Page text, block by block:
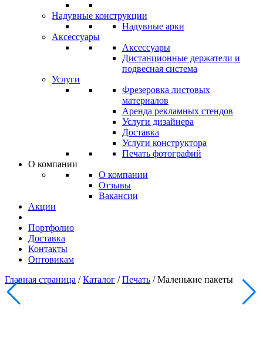
Надувные конструкции
Надувные арки
Аксессуары
Аксессуары
Дистанционные держатели и
подвесная система
Услуги
Фрезеровка листовых
материалов
Аренда рекламных стендов
Услуги дизайнера
Доставка
Услуги конструктора
Печать фотографий
О компании
О компании
Отзывы
Вакансии
Акции
Портфолио
Доставка
Контакты
Оптовикам
Главная страница /Каталог /Печать /Маленькие пакеты